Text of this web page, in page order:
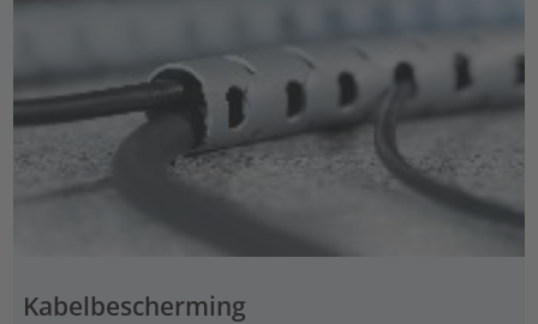
Kabelbescherming